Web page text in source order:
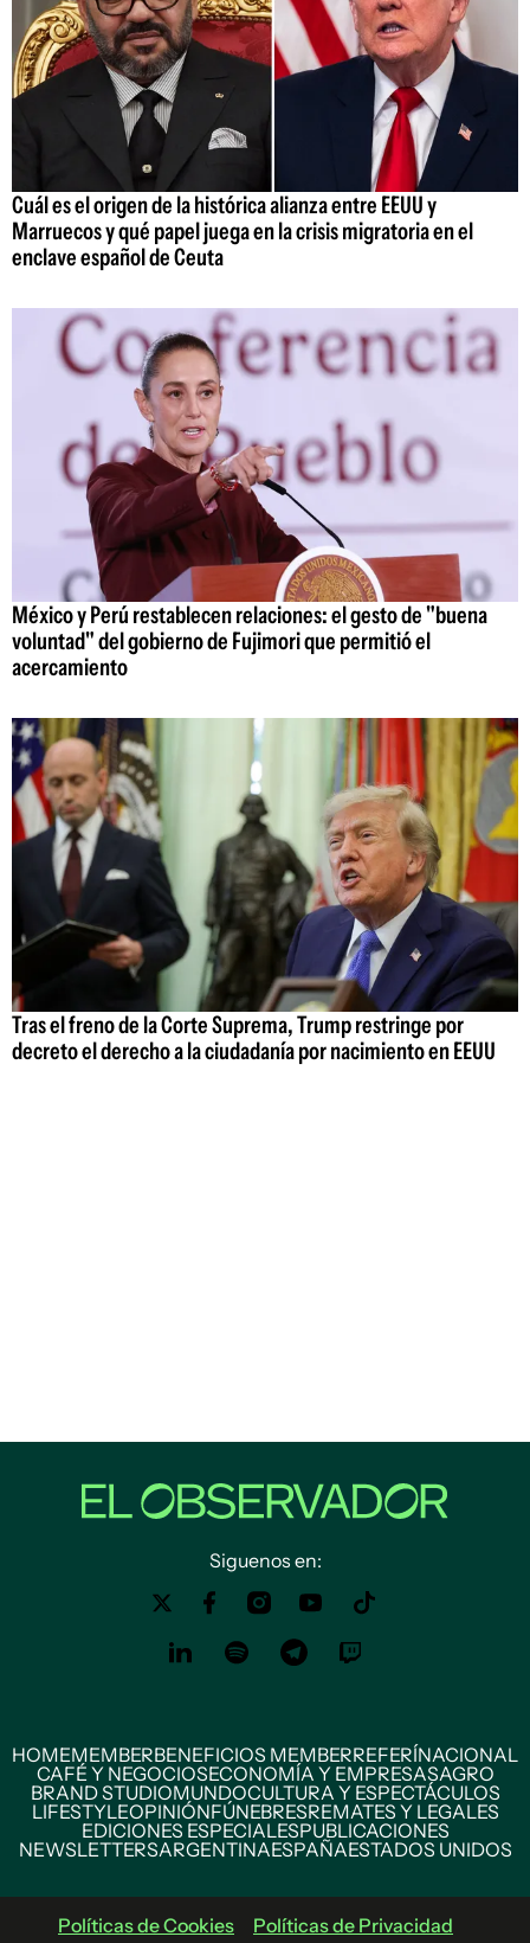
Cuál es el origen de la histórica alianza entre EEUU y
Marruecos y qué papel juega en la crisis migratoria en el
enclave español de Ceuta
México y Perú restablecen relaciones: el gesto de "buena
voluntad" del gobierno de Fujimori que permitió el
acercamiento
Tras el freno de la Corte Suprema, Trump restringe por
decreto el derecho a la ciudadanía por nacimiento en EEUU
Siguenos en:
HOMEMEMBERBENEFICIOS MEMBERREFERÍNACIONAL
CAFÉ Y NEGOCIOSECONOMÍA Y EMPRESASAGRO
BRAND STUDIOMUNDOCULTURA Y ESPECTÁCULOS
LIFESTYLEOPINIÓNFÚNEBRESREMATES Y LEGALES
EDICIONES ESPECIALESPUBLICACIONES
NEWSLETTERSARGENTINAESPAÑAESTADOS UNIDOS
Políticas de Cookies Políticas de Privacidad